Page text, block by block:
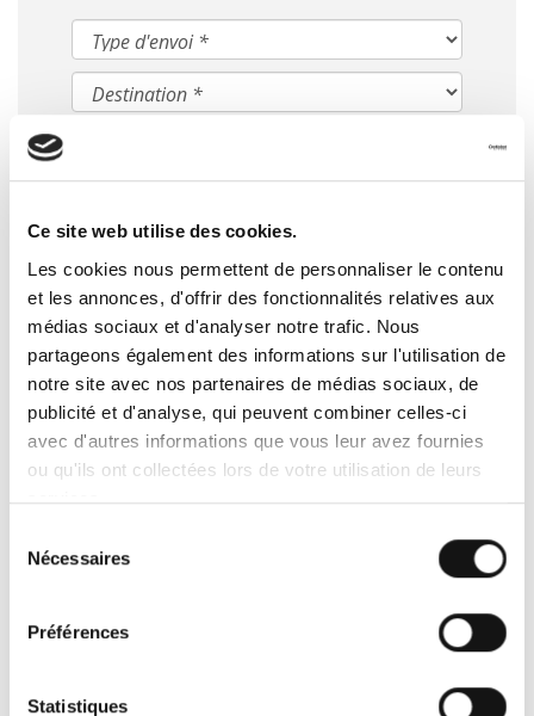
Ce site web utilise des cookies.
Les cookies nous permettent de personnaliser le contenu
et les annonces, d'offrir des fonctionnalités relatives aux
médias sociaux et d'analyser notre trafic. Nous
partageons également des informations sur l'utilisation de
notre site avec nos partenaires de médias sociaux, de
publicité et d'analyse, qui peuvent combiner celles-ci
avec d'autres informations que vous leur avez fournies
ou qu'ils ont collectées lors de votre utilisation de leurs
services.
Nécessaires
Préférences
Statistiques
Rappelez-moi
QUI SOMMES-NOUS ?
transporteur, commissionnaire de transport et
prestataire de solutions logistiques en France et en